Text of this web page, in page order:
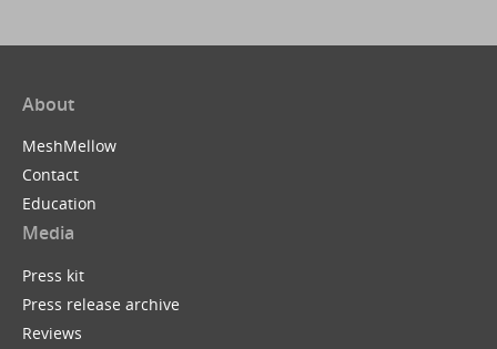
About
MeshMellow
Contact
Education
Media
Press kit
Press release archive
Reviews